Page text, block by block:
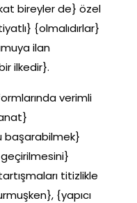
bireyler de} özel
{olmalıdırlar}
ilan
ilkedir}.
verimli
başarabilmek}
titizlikle
{yapıcı